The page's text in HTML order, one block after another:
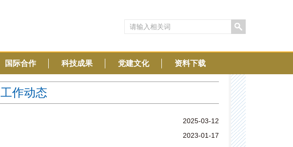
国际合作 科技成果 党建文化 资料下载
工作动态
2025-03-12
2023-01-17